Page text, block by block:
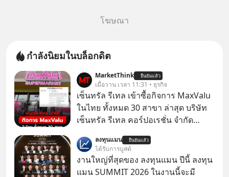
โฆษณา
กำลังนิยมในบล็อกดิต
MarketThink ยืนยันแล้ว
เมื่อวาน เวลา 11:31 • ธุรกิจ
เซ็นทรัล รีเทล เข้าซื้อกิจการ MaxValu
ในไทย ทั้งหมด 30 สาขา ล่าสุด บริษัท
เซ็นทรัล รีเทล คอร์ปอเรชั่น จํากัด
ตลาดหลักทรัพย์แห่งประเทศไทยว่า ได้
เข้าทำการเข้าถือหุ้นในบริษัท อิออน
(ไทยแลนด์) จำกัด เจ้าของ MaxValu ใน
ลงทุนแมน ยืนยันแล้ว
ได้รับการบูสต์
งานใหญ่ที่สุดของ ลงทุนแมน ปีนี้ ลงทุน
แมน SUMMIT 2026 ในงานนี้จะมี